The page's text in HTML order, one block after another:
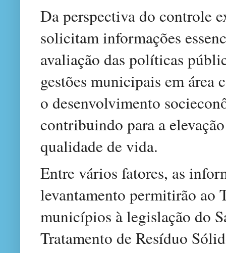
Da perspectiva do controle
solicitam informações
avaliação das políticas
gestões municipais em área
o desenvolvimento
contribuindo para a
qualidade de vida.
Entre vários fatores, as
levantamento permitirão ao
municípios à legislação do
Tratamento de Resíduo